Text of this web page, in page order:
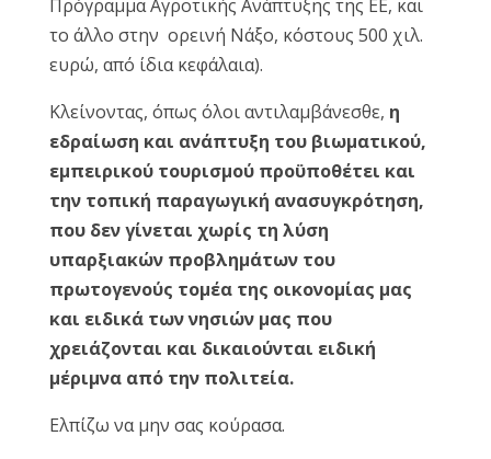
Πρόγραμμα Αγροτικής Ανάπτυξης της ΕΕ, και
το άλλο στην ορεινή Νάξο, κόστους 500 χιλ.
ευρώ, από ίδια κεφάλαια).
Κλείνοντας, όπως όλοι αντιλαμβάνεσθε, η
εδραίωση και ανάπτυξη του βιωματικού,
εμπειρικού τουρισμού προϋποθέτει και
την τοπική παραγωγική ανασυγκρότηση,
που δεν γίνεται χωρίς τη λύση
υπαρξιακών προβλημάτων του
πρωτογενούς τομέα της οικονομίας μας
και ειδικά των νησιών μας που
χρειάζονται και δικαιούνται ειδική
μέριμνα από την πολιτεία.
Ελπίζω να μην σας κούρασα.